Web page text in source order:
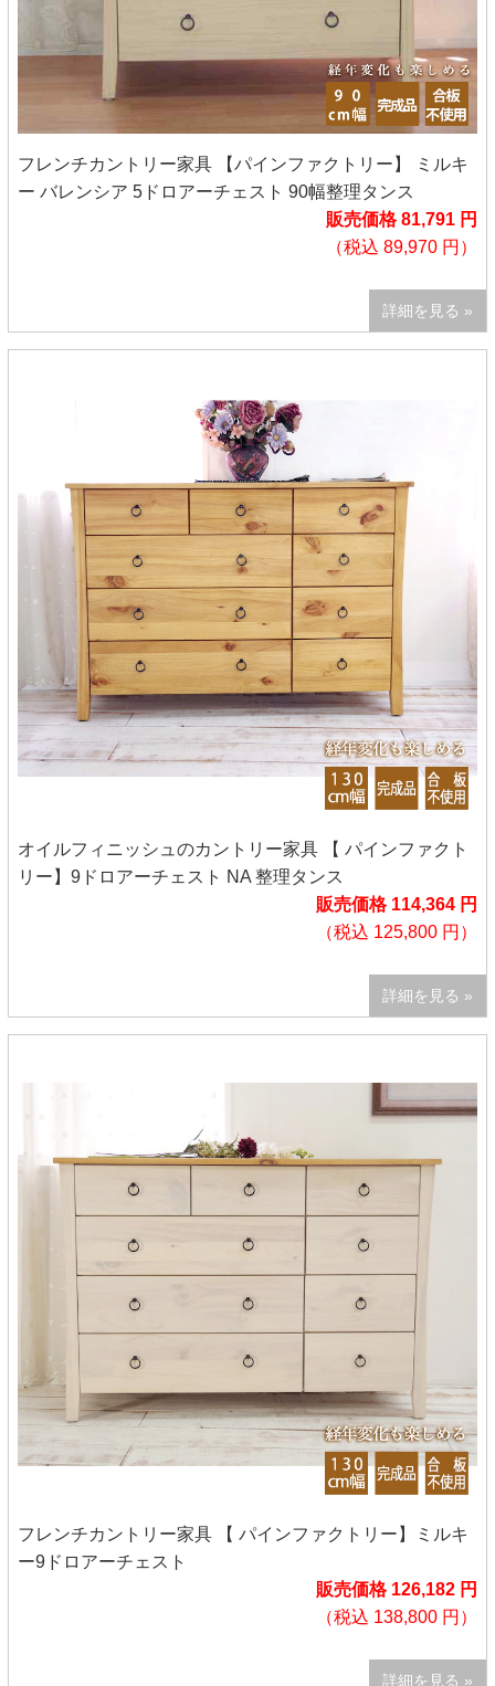
フレンチカントリー家具 【パインファクトリー】 ミルキ
ー バレンシア 5ドロアーチェスト 90幅整理タンス
販売価格 81,791 円
（税込 89,970 円）
詳細を見る »
オイルフィニッシュのカントリー家具 【 パインファクト
リー】9ドロアーチェスト NA 整理タンス
販売価格 114,364 円
（税込 125,800 円）
詳細を見る »
フレンチカントリー家具 【 パインファクトリー】ミルキ
ー9ドロアーチェスト
販売価格 126,182 円
（税込 138,800 円）
詳細を見る »